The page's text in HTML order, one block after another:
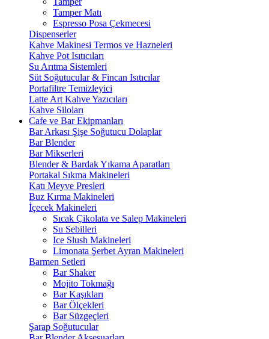
Tamper Matı
Espresso Posa Çekmecesi
Dispenserler
Kahve Makinesi Termos ve Hazneleri
Kahve Pot Isıtıcıları
Su Arıtma Sistemleri
Süt Soğutucular & Fincan Isıtıcılar
Portafiltre Temizleyici
Latte Art Kahve Yazıcıları
Kahve Siloları
Cafe ve Bar Ekipmanları
Bar Arkası Şişe Soğutucu Dolaplar
Bar Blender
Bar Mikserleri
Blender & Bardak Yıkama Aparatları
Portakal Sıkma Makineleri
Katı Meyve Presleri
Buz Kırma Makineleri
İçecek Makineleri
Sıcak Çikolata ve Salep Makineleri
Su Sebilleri
Ice Slush Makineleri
Limonata Şerbet Ayran Makineleri
Barmen Setleri
Bar Shaker
Mojito Tokmağı
Bar Kaşıkları
Bar Ölçekleri
Bar Süzgeçleri
Şarap Soğutucular